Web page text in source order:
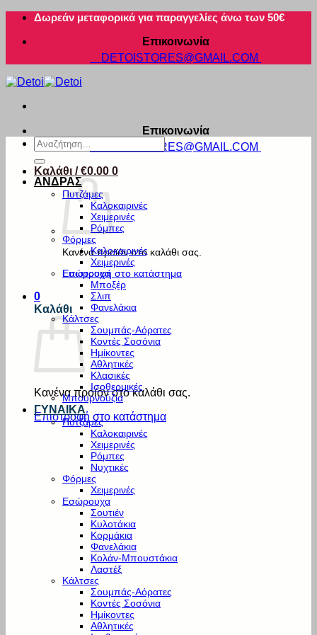
Μετάβαση
περιεχόμενο
Δωρεάν μεταφορικά για παραγγελίες άνω των 50€
Επικοινωνία
DETOISTORES@GMAIL.COM
Επικοινωνία
DETOISTORES@GMAIL.COM
Καλάθι /€0.00 0
Κανένα προϊόν στο καλάθι σας.
Επιστροφή στο κατάστημα
0
Καλάθι
Κανένα προϊόν στο καλάθι σας.
Επιστροφή στο κατάστημα
Αναζήτηση
για:
ΑΝΔΡΑΣ
Πυτζάμες
Καλοκαιρινές
Χειμερινές
Ρόμπες
Φόρμες
Καλοκαιρινές
Χειμερινές
Εσώρουχα
Μποξέρ
Σλιπ
Φανελάκια
Κάλτσες
Σουμπάς-Αόρατες
Κοντές Σοσόνια
Ημίκοντες
Αθλητικές
Κλασικές
Ισοθερμικές
Μπουρνούζια
ΓΥΝΑΙΚΑ
Πυτζάμες
Καλοκαιρινές
Χειμερινές
Ρόμπες
Νυχτικές
Φόρμες
Χειμερινές
Εσώρουχα
Σουτιέν
Κυλοτάκια
Κορμάκια
Φανελάκια
Κολάν-Μπουστάκια
Λαστέξ
Κάλτσες
Σουμπάς-Αόρατες
Κοντές Σοσόνια
Ημίκοντες
Αθλητικές